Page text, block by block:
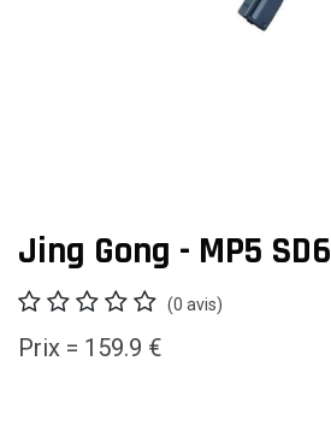
Jing Gong - MP5 SD6
(0 avis)
Prix = 159.9 €